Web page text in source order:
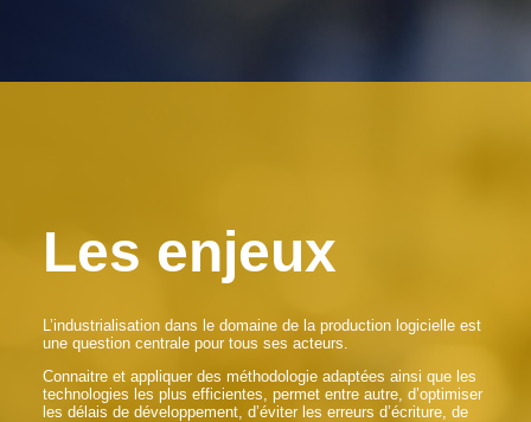
Les enjeux
L’industrialisation dans le domaine de la production logicielle est
une question centrale pour tous ses acteurs.
Connaitre et appliquer des méthodologie adaptées ainsi que les
technologies les plus efficientes, permet entre autre, d’optimiser
les délais de développement, d’éviter les erreurs d’écriture, de